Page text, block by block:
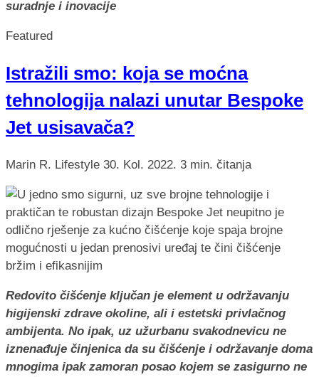
suradnje i inovacije
Featured
Istražili smo: koja se moćna
tehnologija nalazi unutar Bespoke
Jet usisavača?
Marin R. Lifestyle 30. Kol. 2022. 3 min. čitanja
Redovito čišćenje ključan je element u održavanju
higijenski zdrave okoline, ali i estetski privlačnog
ambijenta. No ipak, uz užurbanu svakodnevicu ne
iznenađuje činjenica da su čišćenje i održavanje doma
mnogima ipak zamoran posao kojem se zasigurno ne